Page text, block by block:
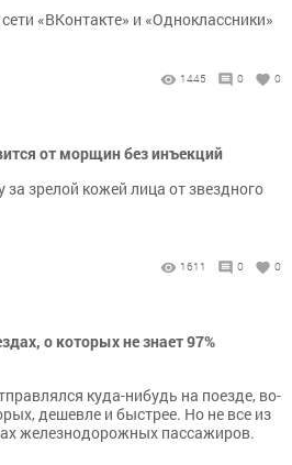
«ВКонтакте» и «Одноклассники»
1445 0 0
от морщин без инъекций
зрелой кожей лица от звездного
1611 0 0
о которых не знает 97%
куда-нибудь на поезде, во-
дешевле и быстрее. Но не все из
железнодорожных пассажиров.